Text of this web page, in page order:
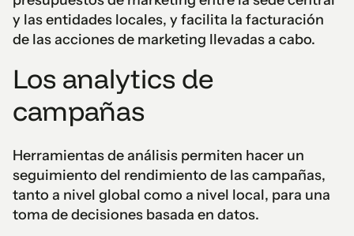
y las entidades locales, y facilita la facturación
de las acciones de marketing llevadas a cabo.
Los analytics de
campañas
Herramientas de análisis permiten hacer un
seguimiento del rendimiento de las campañas,
tanto a nivel global como a nivel local, para una
toma de decisiones basada en datos.